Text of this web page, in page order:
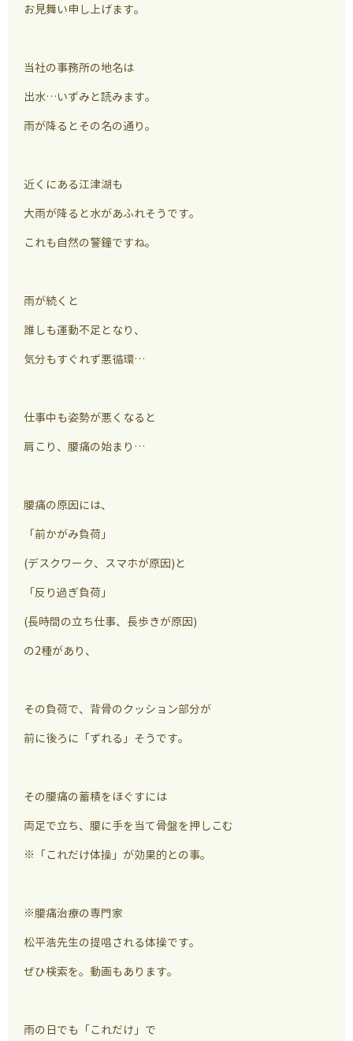
お見舞い申し上げます。
当社の事務所の地名は
出水…いずみと読みます。
雨が降るとその名の通り。
近くにある江津湖も
大雨が降ると水があふれそうです。
これも自然の警鐘ですね。
雨が続くと
誰しも運動不足となり、
気分もすぐれず悪循環…
仕事中も姿勢が悪くなると
肩こり、腰痛の始まり…
腰痛の原因には、
「前かがみ負荷」
(デスクワーク、スマホが原因)と
「反り過ぎ負荷」
(長時間の立ち仕事、長歩きが原因)
の2種があり、
その負荷で、背骨のクッション部分が
前に後ろに「ずれる」そうです。
その腰痛の蓄積をほぐすには
両足で立ち、腰に手を当て骨盤を押しこむ
※「これだけ体操」が効果的との事。
※腰痛治療の専門家
松平浩先生の提唱される体操です。
ぜひ検索を。動画もあります。
雨の日でも「これだけ」で